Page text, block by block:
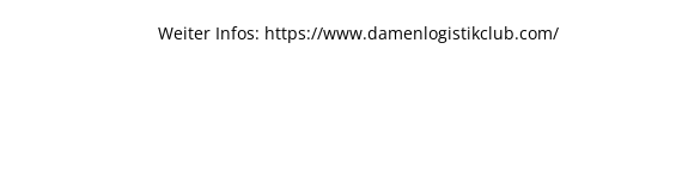
Weiter Infos: https://www.damenlogistikclub.com/